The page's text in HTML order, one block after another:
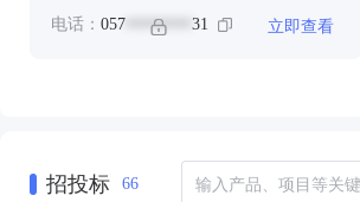
电话： 057 ******** 31 立即查看
招投标 66